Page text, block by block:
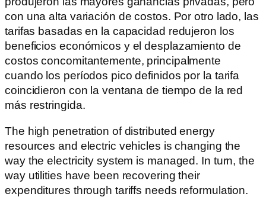
con una alta variación de costos. Por otro lado, las
tarifas basadas en la capacidad redujeron los
beneficios económicos y el desplazamiento de
costos concomitantemente, principalmente
cuando los períodos pico definidos por la tarifa
coincidieron con la ventana de tiempo de la red
más restringida.
The high penetration of distributed energy
resources and electric vehicles is changing the
way the electricity system is managed. In turn, the
way utilities have been recovering their
expenditures through tariffs needs reformulation.